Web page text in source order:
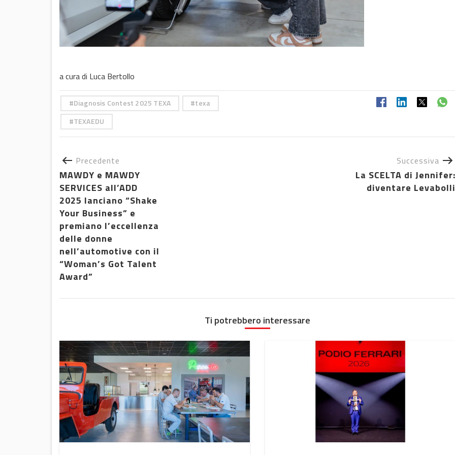
a cura di Luca Bertollo
Diagnosis Contest 2025 TEXA
texa
TEXAEDU
Precedente
MAWDY e MAWDY
SERVICES all’ADD
2025 lanciano “Shake
Your Business” e
premiano l’eccellenza
delle donne
nell’automotive con il
“Woman’s Got Talent
Award”
Successiva
La SCELTA di Jennifer:
diventare Levabolli
Ti potrebbero interessare